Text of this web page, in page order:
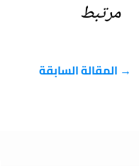
مرتبط
→ المقالة السابقة